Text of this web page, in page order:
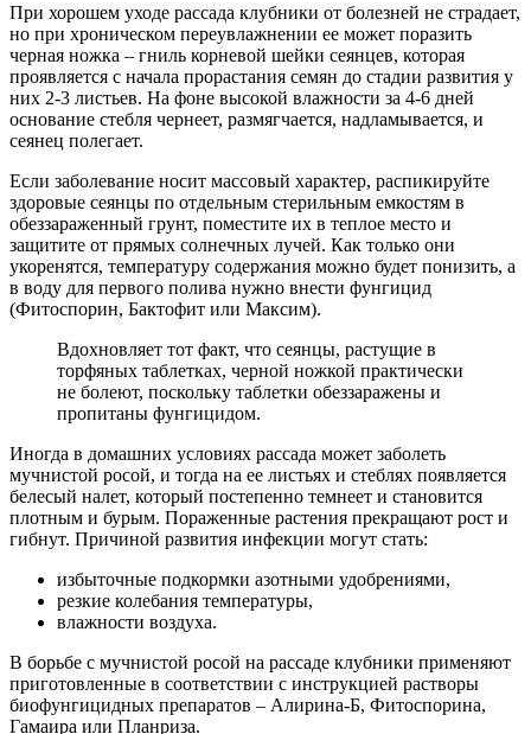
При хорошем уходе рассада клубники от болезней не страдает,
но при хроническом переувлажнении ее может поразить
черная ножка – гниль корневой шейки сеянцев, которая
проявляется с начала прорастания семян до стадии развития у
них 2-3 листьев. На фоне высокой влажности за 4-6 дней
основание стебля чернеет, размягчается, надламывается, и
сеянец полегает.
Если заболевание носит массовый характер, распикируйте
здоровые сеянцы по отдельным стерильным емкостям в
обеззараженный грунт, поместите их в теплое место и
защитите от прямых солнечных лучей. Как только они
укоренятся, температуру содержания можно будет понизить, а
в воду для первого полива нужно внести фунгицид
(Фитоспорин, Бактофит или Максим).
Вдохновляет тот факт, что сеянцы, растущие в
торфяных таблетках, черной ножкой практически
не болеют, поскольку таблетки обеззаражены и
пропитаны фунгицидом.
Иногда в домашних условиях рассада может заболеть
мучнистой росой, и тогда на ее листьях и стеблях появляется
белесый налет, который постепенно темнеет и становится
плотным и бурым. Пораженные растения прекращают рост и
гибнут. Причиной развития инфекции могут стать:
избыточные подкормки азотными удобрениями,
резкие колебания температуры,
влажности воздуха.
В борьбе с мучнистой росой на рассаде клубники применяют
приготовленные в соответствии с инструкцией растворы
биофунгицидных препаратов – Алирина-Б, Фитоспорина,
Гамаира или Планриза.